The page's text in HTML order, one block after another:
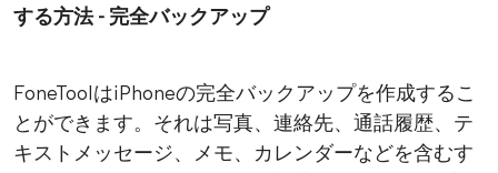
する方法 - 完全バックアップ
FoneToolはiPhoneの完全バックアップを作成するこ
とができます。それは写真、連絡先、通話履歴、テ
キストメッセージ、メモ、カレンダーなどを含むす